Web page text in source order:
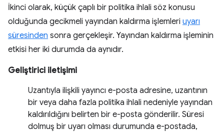
İkinci olarak, küçük çaplı bir politika ihlali söz konusu
olduğunda gecikmeli yayından kaldırma işlemleri uyarı
süresinden sonra gerçekleşir. Yayından kaldırma işleminin
etkisi her iki durumda da aynıdır.
Geliştirici iletişimi
Uzantıyla ilişkili yayıncı e-posta adresine, uzantının
bir veya daha fazla politika ihlali nedeniyle yayından
kaldırıldığını belirten bir e-posta gönderilir. Süresi
dolmuş bir uyarı olması durumunda e-postada,